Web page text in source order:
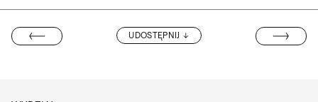
UDOSTĘPNIJ
ZABIEŁŁO
JAKUB